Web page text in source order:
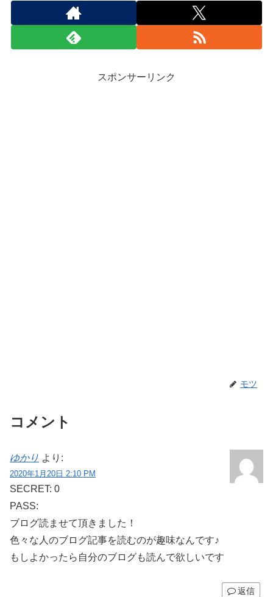
スポンサーリンク
モツ
コメント
ゆかり より:
2020年1月20日 2:10 PM
SECRET: 0
PASS:
ブログ読ませて頂きました！
色々な人のブログ記事を読むのが趣味なんです♪
もしよかったら自分のブログも読んで欲しいです
返信